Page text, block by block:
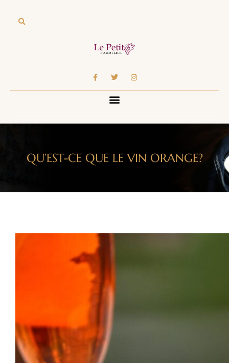
QU’EST-CE QUE LE VIN ORANGE?